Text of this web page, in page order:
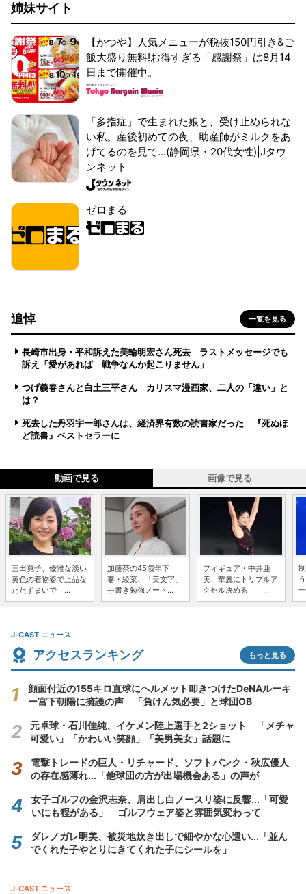
姉妹サイト
【かつや】人気メニューが税抜150円引き&ご
飯大盛り無料!お得すぎる「感謝祭」は8月14
日まで開催中。
「多指症」で生まれた娘と、受け止められな
い私。産後初めての夜、助産師がミルクをあ
げてるのを見て...(静岡県・20代女性)|Jタウ
ンネット
ゼロまる
追悼 一覧を見る
長崎市出身・平和訴えた美輪明宏さん死去 ラストメッセージでも
訴え「愛があれば 戦争なんか起こりません」
つげ義春さんと白土三平さん カリスマ漫画家、二人の「違い」と
は？
死去した丹羽宇一郎さんは、経済界有数の読書家だった 『死ぬほ
ど読書』ベストセラーに
動画で見る 画像で見る
三田寛子、優雅な淡い
黄色の着物姿で上品な
たたずまいで ...
加藤茶の45歳年下
妻・綾菜、「美文字」
手書き勉強ノート...
フィギュア・中井亜
美、華麗にトリプルア
クセル決める 「...
J-CAST ニュース
アクセスランキング もっと見る
顔面付近の155キロ直球にヘルメット叩きつけたDeNAルーキ
ー宮下朝陽に擁護の声 「負けん気必要」と球団OB
元卓球・石川佳純、イケメン陸上選手と2ショット 「メチャ
可愛い」「かわいい笑顔」「美男美女」話題に
電撃トレードの巨人・リチャード、ソフトバンク・秋広優人
の存在感薄れ...「他球団の方が出場機会ある」の声が
女子ゴルフの金沢志奈、肩出し白ノースリ姿に反響...「可愛
いにも程がある」 ゴルフウェア姿と雰囲気変わって
ダレノガレ明美、被災地炊き出しで細やかな心遣い...「並ん
でくれた子やとりにきてくれた子にシールを」
J-CAST ニュース